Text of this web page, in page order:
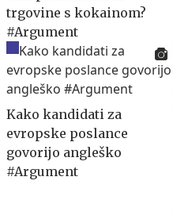
trgovine s kokainom?
#Argument
Kako kandidati za
evropske poslance
govorijo angleško
#Argument